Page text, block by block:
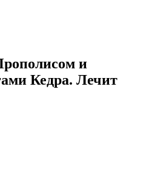
и
Кедра. Лечит